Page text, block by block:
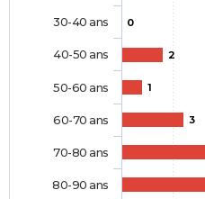
0
2
1
3
30-40 ans
40-50 ans
50-60 ans
60-70 ans
70-80 ans
80-90 ans